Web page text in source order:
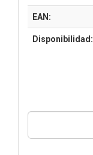
EAN:
Disponibilidad: